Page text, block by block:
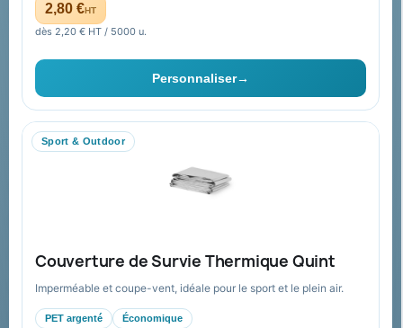
2,80 €HT
dès 2,20 € HT / 5000 u.
Personnaliser→
Sport & Outdoor
Couverture de Survie Thermique Quint
Imperméable et coupe-vent, idéale pour le sport et le plein air.
PET argenté Économique
Cadeaux de fin d’année
Ils nous ont fait confiance
Livraison
Nous contacter
FAQ sur Promenoch Goodies Pub France
Conditions de retour
Paiement sécurisé